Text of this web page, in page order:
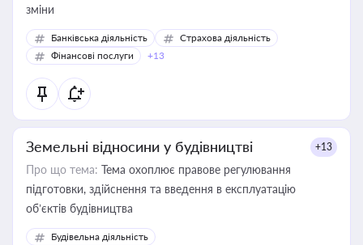
зміни
Банківська діяльність
Страхова діяльність
Фінансові послуги
+13
Земельні відносини у будівництві +13
Про що тема: Тема охоплює правове регулювання
підготовки, здійснення та введення в експлуатацію
об’єктів будівництва
Будівельна діяльність